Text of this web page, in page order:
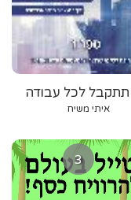
תתקבל לכל עבודה
שתרצה
איתי משיח
3